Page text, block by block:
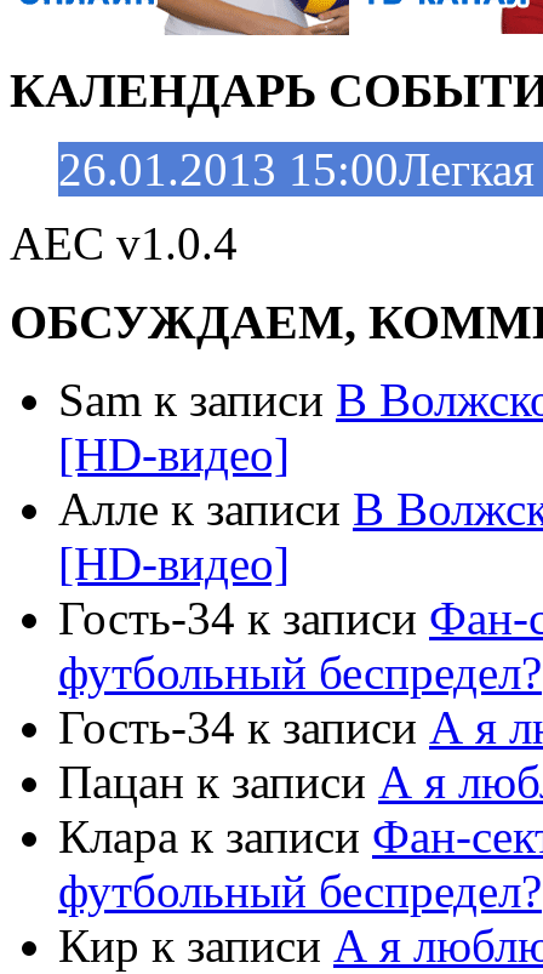
КАЛЕНДАРЬ
26.01.2013 15:00
AEC v1.0.4
ОБСУЖДАЕМ,
Sam к записи В
[HD-видео]
Алле к записи В
[HD-видео]
Гость-34 к записи Фан-
футбольный беспредел?
Гость-34 к записи А я
Пацан к записи А я
Клара к записи Фан-
футбольный беспредел?
Кир к записи А я